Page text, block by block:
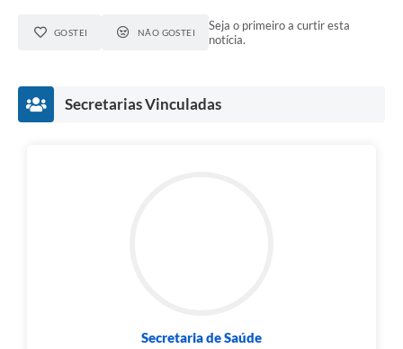
GOSTEI NÃO GOSTEI
Seja o primeiro a curtir esta
notícia.
Secretarias Vinculadas
Secretaria de Saúde